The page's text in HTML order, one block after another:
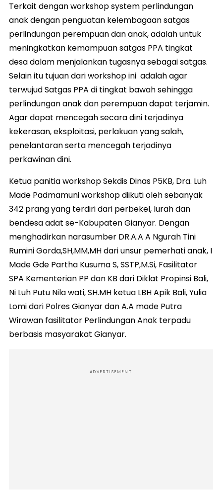
Terkait dengan workshop system perlindungan
anak dengan penguatan kelembagaan satgas
perlindungan perempuan dan anak, adalah untuk
meningkatkan kemampuan satgas PPA tingkat
desa dalam menjalankan tugasnya sebagai satgas.
Selain itu tujuan dari workshop ini adalah agar
terwujud Satgas PPA di tingkat bawah sehingga
perlindungan anak dan perempuan dapat terjamin.
Agar dapat mencegah secara dini terjadinya
kekerasan, eksploitasi, perlakuan yang salah,
penelantaran serta mencegah terjadinya
perkawinan dini.
Ketua panitia workshop Sekdis Dinas P5KB, Dra. Luh
Made Padmamuni workshop diikuti oleh sebanyak
342 prang yang terdiri dari perbekel, lurah dan
bendesa adat se-Kabupaten Gianyar. Dengan
menghadirkan narasumber DR.A.A A Ngurah Tini
Rumini Gorda,SH,MM,MH dari unsur pemerhati anak, I
Made Gde Partha Kusuma S, SSTP,M.Si, Fasilitator
SPA Kementerian PP dan KB dari Diklat Propinsi Bali,
Ni Luh Putu Nila wati, SH.MH ketua LBH Apik Bali, Yulia
Lomi dari Polres Gianyar dan A.A made Putra
Wirawan fasilitator Perlindungan Anak terpadu
berbasis masyarakat Gianyar.
ADVERTISEMENT